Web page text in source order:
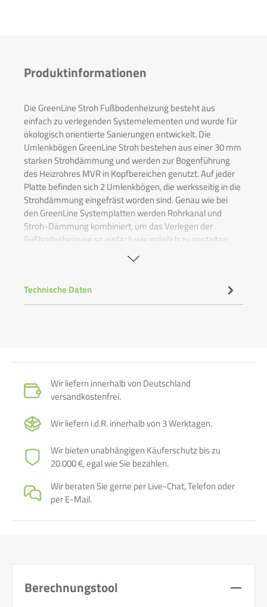
Produktinformationen
Die GreenLine Stroh Fußbodenheizung besteht aus
einfach zu verlegenden Systemelementen und wurde für
ökologisch orientierte Sanierungen entwickelt. Die
Umlenkbögen GreenLine Stroh bestehen aus einer 30 mm
starken Strohdämmung und werden zur Bogenführung
des Heizrohres MVRin Kopfbereichen genutzt. Auf jeder
Platte befinden sich 2 Umlenkbögen, die werksseitig in die
Strohdämmung eingefräst worden sind. Genau wie bei
den GreenLine Systemplatten werden Rohrkanal und
Stroh-Dämmung kombiniert, um das Verlegen der
Fußbodenheizung so einfach wie möglich zu gestalten.
• 2 Bögen pro Platte
• Geeignet für QuickTherm Heizrohr MVR ø 16 mm
Technische Daten
Wir liefern innerhalb von Deutschland
versandkostenfrei.
Wir liefern i.d.R. innerhalb von 3 Werktagen.
Wir bieten unabhängigen Käuferschutz bis zu
20.000 €, egal wie Sie bezahlen.
Wir beraten Sie gerne per Live-Chat, Telefon oder
per E-Mail.
Berechnungstool